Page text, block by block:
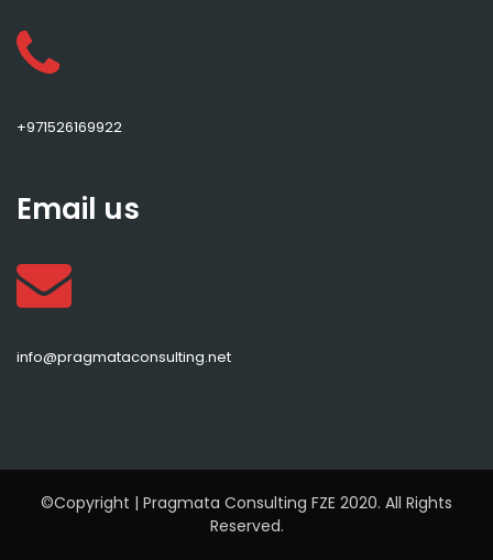
+971526169922
Email us
info@pragmataconsulting.net
©Copyright | Pragmata Consulting FZE 2020. All Rights
Reserved.